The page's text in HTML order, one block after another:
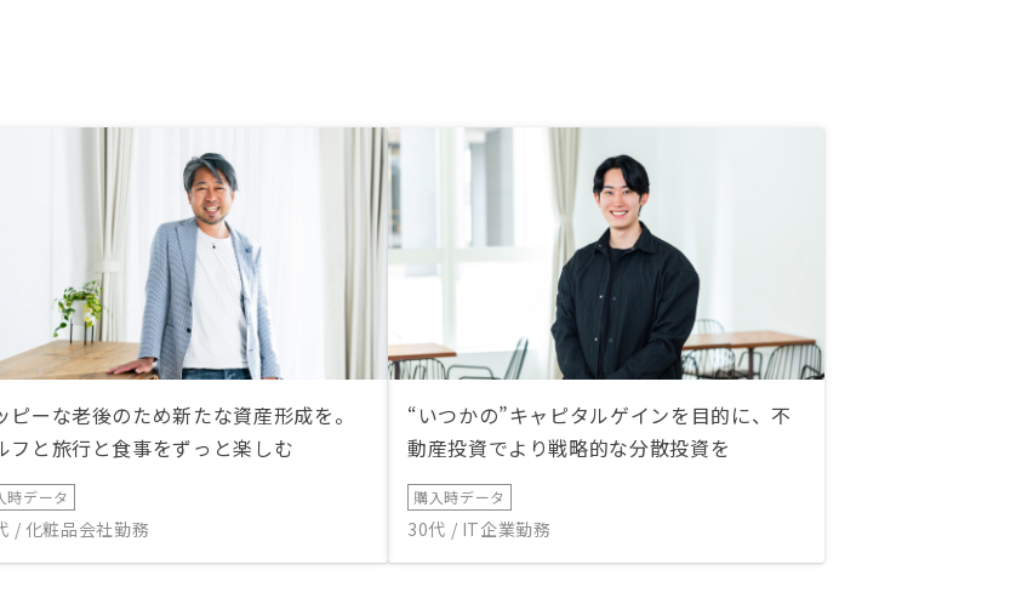
ピーな老後のため新たな資産形成を。
フと旅行と食事をずっと楽しむ
時データ
/ 化粧品会社勤務
“いつかの”キャピタルゲインを目的に、不
動産投資でより戦略的な分散投資を
購入時データ
30代 / IT企業勤務